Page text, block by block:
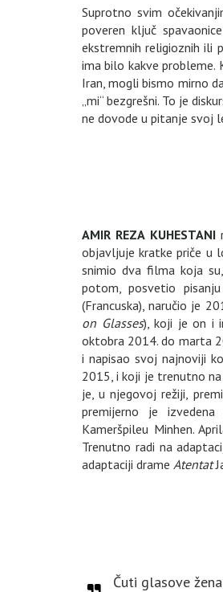
Suprotno svim
poveren ključ
ekstremnih religioznih ili
ima bilo kakve probleme.
Iran, mogli bismo mirno
„mi“ bezgrešni. To je
ne dovode u pitanje svoj
AMIR REZA KUHESTANI
objavljuje kratke priče u
snimio dva filma koja
potom, posvetio
(Francuska), naručio je
on Glasses), koji je on i
oktobra 2014. do marta
i napisao svoj najnoviji
2015, i koji je trenutno
je, u njegovoj režiji,
premijerno je
Kameršpileu Minhen.
Trenutno radi na
adaptaciji drame Atentat
Čuti glasove